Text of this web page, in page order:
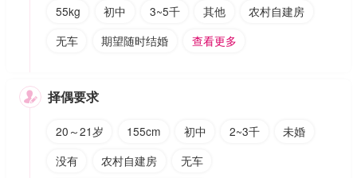
55kg
初中 3~5千 其他
农村自建房
无车
期望随时结婚 查看更多
 择偶要求
20～21岁 155cm 初中 2~3千
未婚
没有
农村自建房
无车